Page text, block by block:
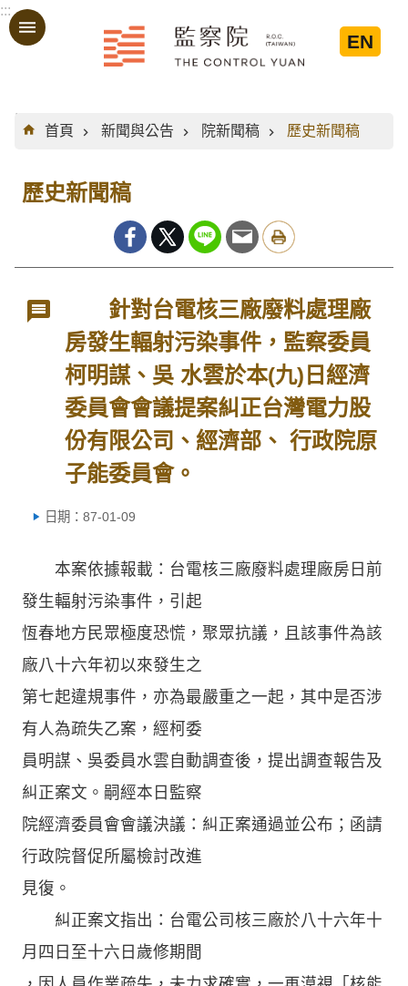
跳到主要內容區塊
:::
EN
:::
首頁
新聞與公告 院新聞稿 歷史新聞稿
歷史新聞稿
針對台電核三廠廢料處理廠
房發生輻射污染事件，監察委員
柯明謀、吳 水雲於本(九)日經濟
委員會會議提案糾正台灣電力股
份有限公司、經濟部、 行政院原
子能委員會。
日期：87-01-09
本案依據報載：台電核三廠廢料處理廠房日前
發生輻射污染事件，引起
恆春地方民眾極度恐慌，聚眾抗議，且該事件為該
廠八十六年初以來發生之
第七起違規事件，亦為最嚴重之一起，其中是否涉
有人為疏失乙案，經柯委
員明謀、吳委員水雲自動調查後，提出調查報告及
糾正案文。嗣經本日監察
院經濟委員會會議決議：糾正案通過並公布；函請
行政院督促所屬檢討改進
見復。
糾正案文指出：台電公司核三廠於八十六年十
月四日至十六日歲修期間